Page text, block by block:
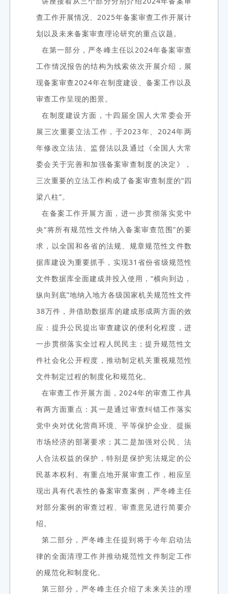
查工作开展情况、2025年备案审查工作开展计
划以及未来备案审查理论研究的重点议题。
在第一部分，严冬峰主任以2024年备案审查
工作情况报告的结构为线索依次开展介绍，展
现备案审查2024年在制度建设、备案工作以及
审查工作呈现的图景。
在制度建设方面，十四届全国人大常委会开
展三次重要立法工作，于2023年、2024年两
年修改立法法、监督法以及通过《全国人大常
委会关于完善和加强备案审查制度的决定》，
三次重要的立法工作构成了备案审查制度的“四
梁八柱”。
在备案工作开展方面，进一步贯彻落实党中
央“将所有规范性文件纳入备案审查范围”的要
求，以全国和各省的法规、规章规范性文件数
据库建设为重要抓手，实现31省份省级规范性
文件数据库全面建成并投入使用，“横向到边，
纵向到底”地纳入地方各级国家机关规范性文件
38万件，并借助数据库的建成形成两方面的效
应：提升公民提出审查建议的便利化程度，进
一步贯彻落实全过程人民民主；提升规范性文
件社会化公开程度，推动制定机关重视规范性
文件制定过程的制度化和规范化。
在审查工作开展方面，2024年的审查工作具
有两方面重点：其一是通过审查纠错工作落实
党中央对优化营商环境、平等保护企业、提振
市场经济的部署要求；其二是加强对公民、法
人合法权益的保护，特别是保护宪法规定的公
民基本权利。有重点地开展审查工作，相应呈
现出具有代表性的备案审查案例，严冬峰主任
对部分案例的审查过程、审查意见进行简要介
绍。
第二部分，严冬峰主任提到将于今年启动法
律的全面清理工作并推动规范性文件制定工作
的规范化和制度化。
第三部分，严冬峰主任介绍了未来关注的理